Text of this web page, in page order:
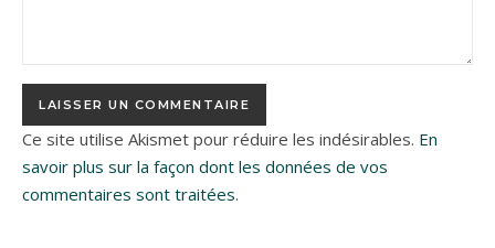
Ce site utilise Akismet pour réduire les indésirables. En
savoir plus sur la façon dont les données de vos
commentaires sont traitées.